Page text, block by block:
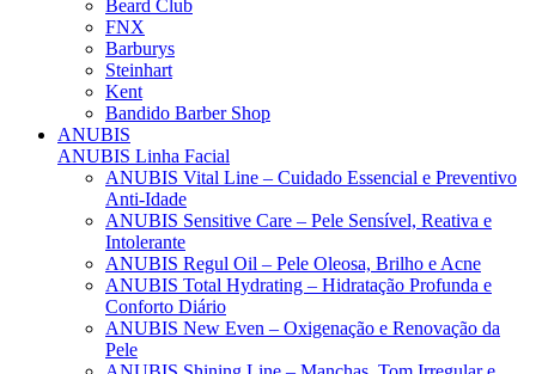
Beard Club
FNX
Barburys
Steinhart
Kent
Bandido Barber Shop
ANUBIS
ANUBIS Linha Facial
ANUBIS Vital Line – Cuidado Essencial e Preventivo
Anti-Idade
ANUBIS Sensitive Care – Pele Sensível, Reativa e
Intolerante
ANUBIS Regul Oil – Pele Oleosa, Brilho e Acne
ANUBIS Total Hydrating – Hidratação Profunda e
Conforto Diário
ANUBIS New Even – Oxigenação e Renovação da
Pele